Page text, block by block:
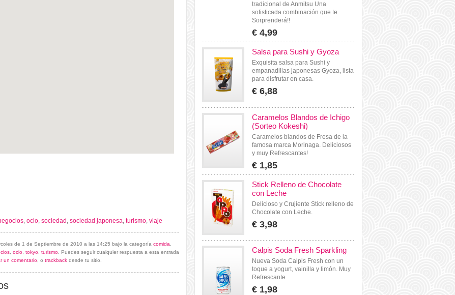
, ocio, sociedad , sociedad japonesa, turismo, viaje
de 1 de Septiembre de 2010 a las 14:25 bajo la categoría comida
ocio tokyo turismo . Puedes seguir cualquier respuesta a esta entrada
un comentario , o trackback desde tu sitio.
tradicional de Anmitsu Una
sofisticada combinación que te
Sorprenderá!!
€ 4,99
Salsa para Sushi y Gyoza
Exquisita salsa para Sushi y
empanadillas japonesas Gyoza, lista
para disfrutar en casa.
€ 6,88
Caramelos Blandos de Ichigo
(Sorteo Kokeshi)
Caramelos blandos de Fresa de la
famosa marca Morinaga. Deliciosos
y muy Refrescantes!
€ 1,85
Stick Relleno de Chocolate
con Leche
Delicioso y Crujiente Stick relleno de
Chocolate con Leche.
€ 3,98
Calpis Soda Fresh Sparkling
Nueva Soda Calpis Fresh con un
toque a yogurt, vainilla y limón. Muy
Refrescante
€ 1,98